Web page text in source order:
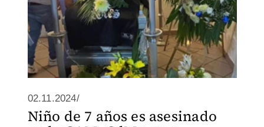
02.11.2024/
Niño de 7 años es asesinado